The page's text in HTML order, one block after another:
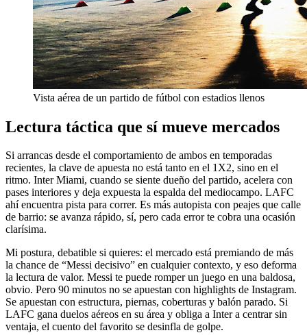
Vista aérea de un partido de fútbol con estadios llenos
Lectura táctica que sí mueve mercados
Si arrancas desde el comportamiento de ambos en temporadas
recientes, la clave de apuesta no está tanto en el 1X2, sino en el
ritmo. Inter Miami, cuando se siente dueño del partido, acelera con
pases interiores y deja expuesta la espalda del mediocampo. LAFC
ahí encuentra pista para correr. Es más autopista con peajes que calle
de barrio: se avanza rápido, sí, pero cada error te cobra una ocasión
clarísima.
Mi postura, debatible si quieres: el mercado está premiando de más
la chance de “Messi decisivo” en cualquier contexto, y eso deforma
la lectura de valor. Messi te puede romper un juego en una baldosa,
obvio. Pero 90 minutos no se apuestan con highlights de Instagram.
Se apuestan con estructura, piernas, coberturas y balón parado. Si
LAFC gana duelos aéreos en su área y obliga a Inter a centrar sin
ventaja, el cuento del favorito se desinfla de golpe.